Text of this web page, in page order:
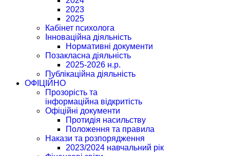
2023
2025
Кабінет психолога
Інноваційна діяльність
Нормативні документи
Позакласна діяльність
2025-2026 н.р.
Публікаційна діяльність
ОФІЦІЙНО
Прозорість та
інформаційна відкритість
Офіційні документи
Протидія насильству
Положення та правила
Накази та розпорядження
2023/2024 навчальний рік